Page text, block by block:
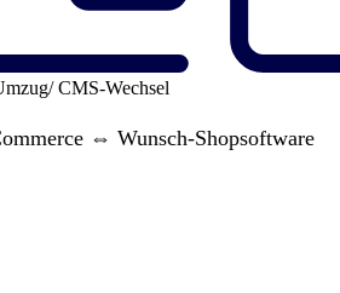
CMS-Wechsel
⇔ Wunsch-Shopsoftware